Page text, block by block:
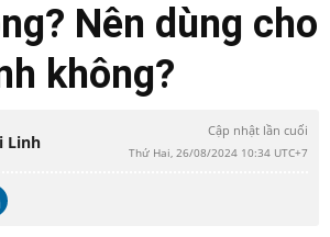
Nên dùng cho
không?
Linh
Cập nhật lần cuối
Thứ Hai, 26/08/2024 10:34 UTC+7